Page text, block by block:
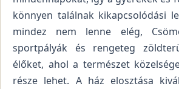
könnyen találnak kikapcsolódási
mindez nem lenne elég,
sportpályák és rengeteg
élőket, ahol a természet
része lehet. A ház elosztása